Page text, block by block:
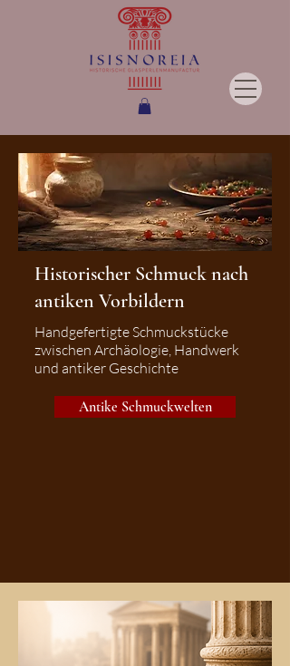
Historischer Schmuck nach
antiken Vorbildern
Handgefertigte Schmuckstücke
zwischen Archäologie, Handwerk
und antiker Geschichte
Antike Schmuckwelten